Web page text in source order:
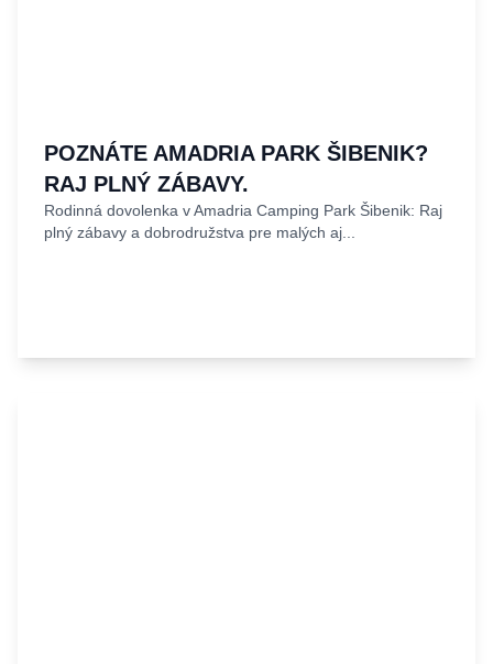
POZNÁTE AMADRIA PARK ŠIBENIK?
RAJ PLNÝ ZÁBAVY.
Rodinná dovolenka v Amadria Camping Park Šibenik: Raj
plný zábavy a dobrodružstva pre malých aj...